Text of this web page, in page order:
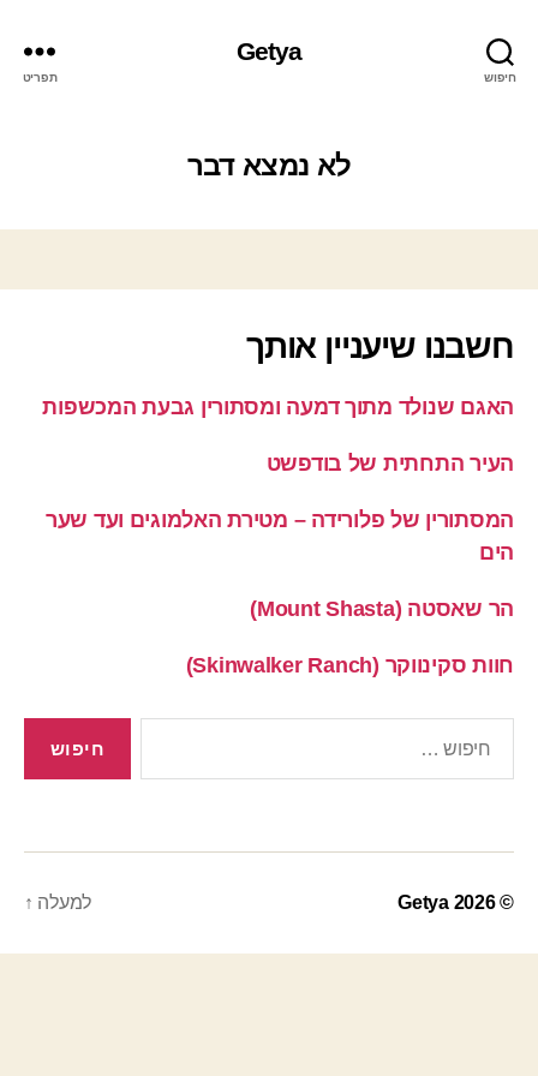
חיפוש
Getya
תפריט
לא נמצא דבר
חשבנו שיעניין אותך
האגם שנולד מתוך דמעה ומסתורין גבעת המכשפות
העיר התחתית של בודפשט
המסתורין של פלורידה – מטירת האלמוגים ועד שער
הים
הר שאסטה (Mount Shasta)
חוות סקינווקר (Skinwalker Ranch)
© 2026
Getya למעלה ↑